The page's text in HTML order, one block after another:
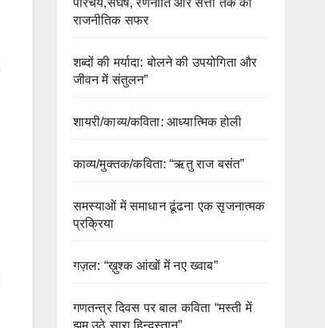
परिचय,संघर्ष, रणनीति और सत्ता तक का
राजनीतिक सफर
शब्दों की मर्यादा: बोलने की उपयोगिता और
जीवन में संतुलन”
शायरी/काव्य/कविता: आध्यात्मिक होली
काव्य/मुक्तक/कविता: “ऋतु राज बसंत”
समस्याओं में समाधान ढूंढना एक सृजनात्मक
प्रक्रिया
गज़ल: “ख़ुश्क आंखों में नए ख्वाब”
गणतन्त्र दिवस पर बाल कविता “मस्ती में
झूम उठे सारा हिन्दुस्तान”